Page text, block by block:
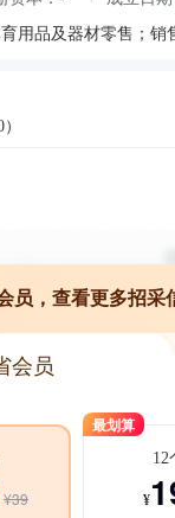
）
员，查看更多招采
会员
¥39
最划算
12
¥